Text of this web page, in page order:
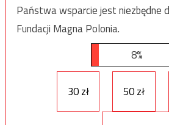
Państwa wsparcie jest niezbędne
Fundacji Magna Polonia.
8%
30 zł 50 zł